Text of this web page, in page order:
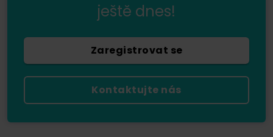
ještě dnes!
Zaregistrovat se
Kontaktujte nás